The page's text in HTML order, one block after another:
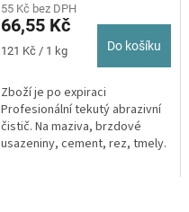
55 Kč bez DPH
66,55 Kč
Měrná
121 Kč / 1 kg Do košíku
Zboží je po expiraci
Profesionální tekutý abrazivní
čistič. Na maziva, brzdové
usazeniny, cement, rez, tmely.